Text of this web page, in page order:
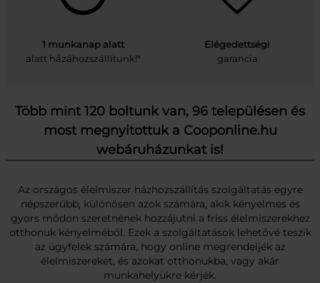
1 munkanap alatt
alatt házáhozszállítunk!*
Elégedettségi
garancia
Több mint 120 boltunk van, 96 településen és
most megnyitottuk a Cooponline.hu
webáruházunkat is!
Az országos élelmiszer házhozszállítás szolgáltatás egyre
népszerűbb, különösen azok számára, akik kényelmes és
gyors módon szeretnének hozzájutni a friss élelmiszerekhez
otthonuk kényelméből. Ezek a szolgáltatások lehetővé teszik
az ügyfelek számára, hogy online megrendeljék az
élelmiszereket, és azokat otthonukba, vagy akár
munkahelyükre kérjék.